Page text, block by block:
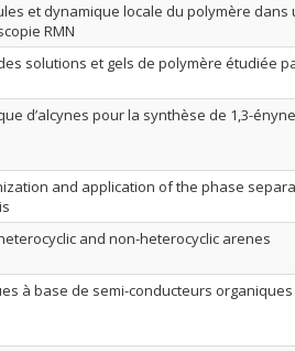
et dynamique locale du polymère dans
RMN
solutions et gels de polymère étudiée
d’alcynes pour la synthèse de 1,3-
and application of the phase
and non-heterocyclic arenes
à base de semi-conducteurs organiques